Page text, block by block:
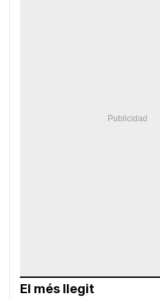
El més llegit